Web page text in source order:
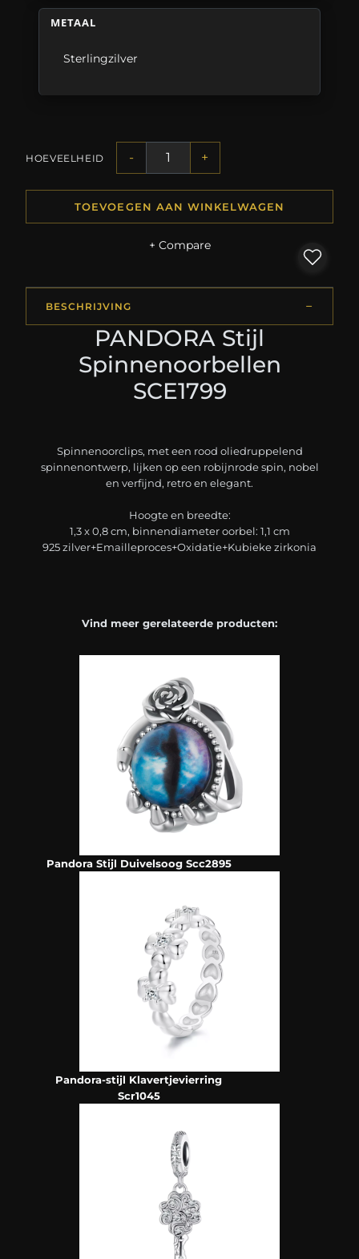
METAAL
Sterlingzilver
HOEVEELHEID - +
TOEVOEGEN AAN WINKELWAGEN
+ Compare
BESCHRIJVING
PANDORA Stijl
Spinnenoorbellen
SCE1799
Spinnenoorclips, met een rood oliedruppelend
spinnenontwerp, lijken op een robijnrode spin, nobel
en verfijnd, retro en elegant.
Hoogte en breedte:
1,3 x 0,8 cm, binnendiameter oorbel: 1,1 cm
925 zilver+Emailleproces+Oxidatie+Kubieke zirkonia
Vind meer gerelateerde producten:
Pandora Stijl Duivelsoog Scc2895
Pandora-stijl Klavertjevierring
Scr1045